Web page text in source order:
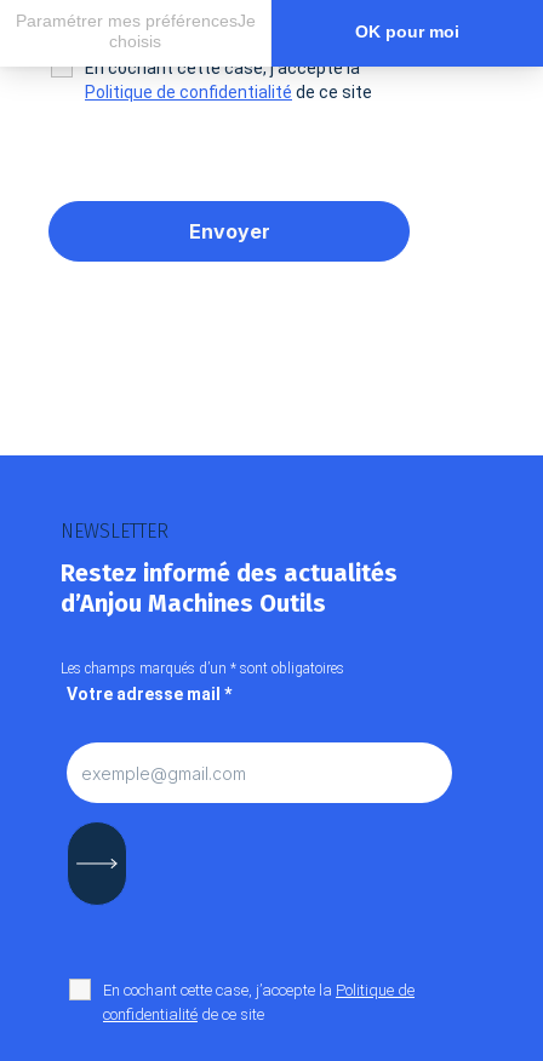
Paramétrer mes préférencesJe
choisis
OK pour moi
Axeptio consent
Plateforme de Gestion du Consentement : Personnalisez vos
En cochant cette case, j’accepte la
Politique de confidentialité de ce site
NEWSLETTER
Restez informé des actualités
d’Anjou Machines Outils
Les champs marqués d’un * sont obligatoires
Votre adresse mail *
En cochant cette case, j’accepte la Politique de
confidentialité de ce site